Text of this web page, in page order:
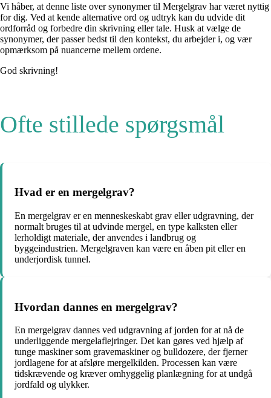
Vi håber, at denne liste over synonymer til Mergelgrav har været nyttig
for dig. Ved at kende alternative ord og udtryk kan du udvide dit
ordforråd og forbedre din skrivning eller tale. Husk at vælge de
synonymer, der passer bedst til den kontekst, du arbejder i, og vær
opmærksom på nuancerne mellem ordene.
God skrivning!
Ofte stillede spørgsmål
Hvad er en mergelgrav?
En mergelgrav er en menneskeskabt grav eller udgravning, der
normalt bruges til at udvinde mergel, en type kalksten eller
lerholdigt materiale, der anvendes i landbrug og
byggeindustrien. Mergelgraven kan være en åben pit eller en
underjordisk tunnel.
Hvordan dannes en mergelgrav?
En mergelgrav dannes ved udgravning af jorden for at nå de
underliggende mergelaflejringer. Det kan gøres ved hjælp af
tunge maskiner som gravemaskiner og bulldozere, der fjerner
jordlagene for at afsløre mergelkilden. Processen kan være
tidskrævende og kræver omhyggelig planlægning for at undgå
jordfald og ulykker.